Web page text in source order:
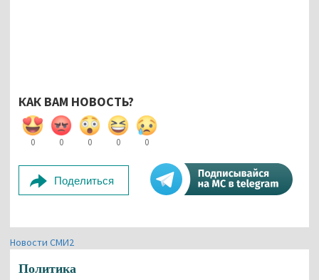
КАК ВАМ НОВОСТЬ?
0 0 0 0 0
Поделиться
Новости СМИ2
Политика